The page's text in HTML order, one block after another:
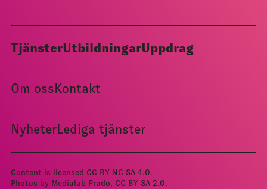
TjänsterUtbildningarUppdrag
Om ossKontakt
NyheterLediga tjänster
Content is licensed CC BY NC SA 4.0.
Photos by Medialab Prado, CC BY­ SA 2.0.